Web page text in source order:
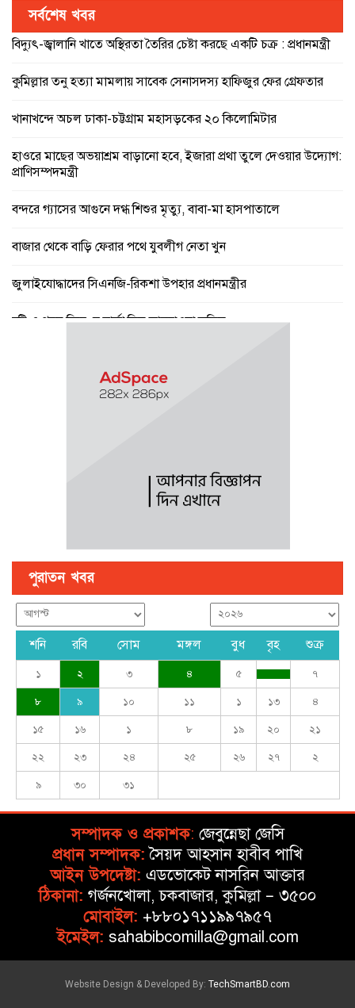
সর্বশেষ খবর
বিদ্যুৎ-জ্বালানি খাতে অস্থিরতা তৈরির চেষ্টা করছে একটি চক্র : প্রধানমন্ত্রী
কুমিল্লার তনু হত্যা মামলায় সাবেক সেনাসদস্য হাফিজুর ফের গ্রেফতার
খানাখন্দে অচল ঢাকা-চট্টগ্রাম মহাসড়কের ২০ কিলোমিটার
হাওরে মাছের অভয়াশ্রম বাড়ানো হবে, ইজারা প্রথা তুলে দেওয়ার উদ্যোগ:
প্রাণিসম্পদমন্ত্রী
বন্দরে গ্যাসের আগুনে দগ্ধ শিশুর মৃত্যু, বাবা-মা হাসপাতালে
বাজার থেকে বাড়ি ফেরার পথে যুবলীগ নেতা খুন
জুলাইযোদ্ধাদের সিএনজি-রিকশা উপহার প্রধানমন্ত্রীর
বৃষ্টি ও গরম নিয়ে যে বার্তা দিল আবহাওয়া অফিস
গণঅভ্যুত্থান ছিল ১৭ বছরের ধারাবাহিক আন্দোলনের ফসল : স্বরাষ্ট্রমন্ত্রী
পুরাতন খবর
শনি রবি সোম মঙ্গল বুধ বৃহ শুক্র
১ ২ ৩ ৪ ৫ ৭
৮ ৯ ১০ ১১ ১ ১৩ ৪
১৫ ১৬ ১ ৮ ১৯ ২০ ২১
২২ ২৩ ২৪ ২৫ ২৬ ২৭ ২
৯ ৩০ ৩১
সম্পাদক ও প্রকাশক: জেবুন্নেছা জেসি
প্রধান সম্পাদক: সৈয়দ আহসান হাবীব পাখি
আইন উপদেষ্টা: এডভোকেট নাসরিন আক্তার
ঠিকানা: গর্জনখোলা, চকবাজার, কুমিল্লা – ৩৫০০
মোবাইল: +৮৮০১৭১১৯৯৭৯৫৭
ইমেইল: sahabibcomilla@gmail.com
Website Design & Developed By: TechSmartBD.com